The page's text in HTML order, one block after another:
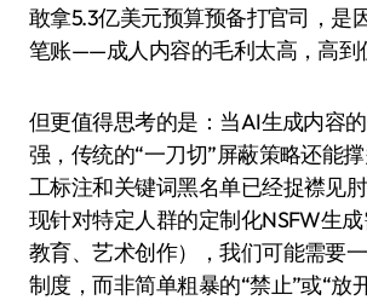
敢拿5.3亿美元预算预备打官司，是
笔账——成人内容的毛利太高，高到
但更值得思考的是：当AI生成内容
强，传统的“一刀切”屏蔽策略还能
工标注和关键词黑名单已经捉襟见
现针对特定人群的定制化NSFW生
教育、艺术创作），我们可能需要
制度，而非简单粗暴的“禁止”或“放开